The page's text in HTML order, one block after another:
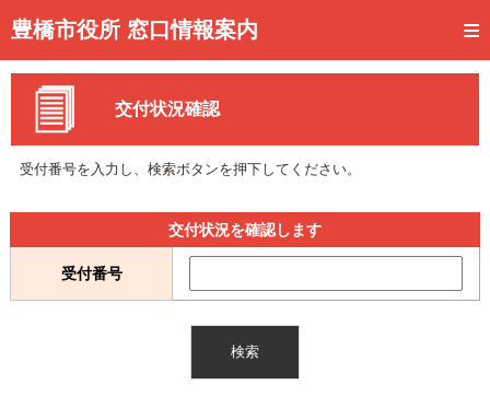
豊橋市役所 窓口情報案内
トップページ
事前予約
予約状況確認
待ち状況確認
交付状況確認
交付状況確認
受付番号を入力し、検索ボタンを押下してください。
交付状況を確認します
受付番号